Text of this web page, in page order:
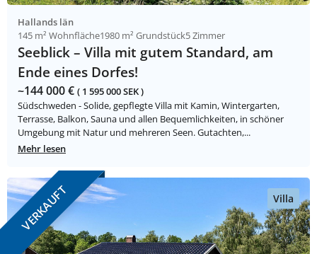
Hallands län
145 m² Wohnfläche1980 m² Grundstück5 Zimmer
Seeblick – Villa mit gutem Standard, am
Ende eines Dorfes!
~144 000 € ( 1 595 000 SEK )
Südschweden - Solide, gepflegte Villa mit Kamin, Wintergarten,
Terrasse, Balkon, Sauna und allen Bequemlichkeiten, in schöner
Umgebung mit Natur und mehreren Seen. Gutachten,...
Mehr lesen
Villa
VERKAUFT